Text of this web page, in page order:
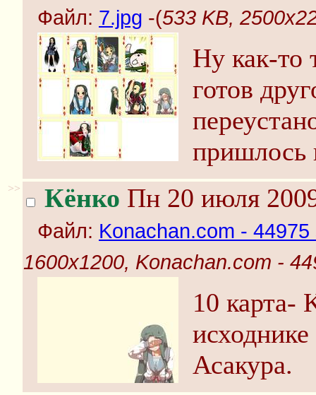
Файл: 7.jpg -(533 KB,
Ну как-то
готов
пришлось
>> Кёнко Пн 20 июля
Файл: Konachan.com -
1600x1200, Konachan.com -
10 карта-
Асакура.